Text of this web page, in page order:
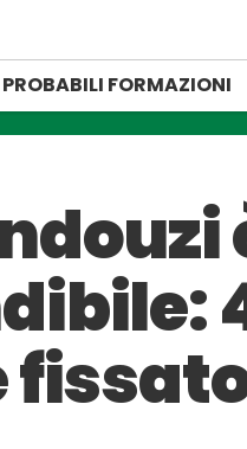
PROBABILI FORMAZIONI